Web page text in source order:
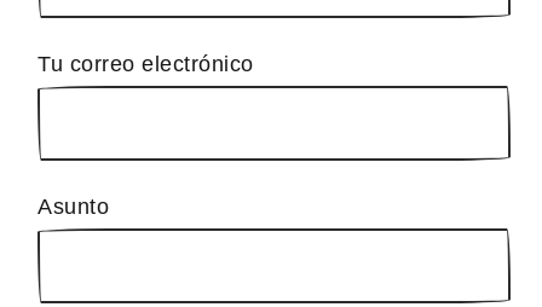
Tu correo electrónico
Asunto